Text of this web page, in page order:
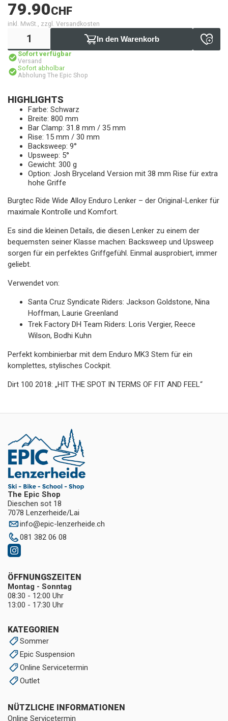
79.90CHF
inkl. MwSt., zzgl. Versandkosten
In den Warenkorb
Sofort verfügbar
Versand
Sofort abholbar
Abholung The Epic Shop
HIGHLIGHTS
Farbe: Schwarz
Breite: 800 mm
Bar Clamp: 31.8 mm / 35 mm
Rise: 15 mm / 30 mm
Backsweep: 9°
Upsweep: 5°
Gewicht: 300 g
Option: Josh Bryceland Version mit 38 mm Rise für extra
hohe Griffe
Burgtec Ride Wide Alloy Enduro Lenker – der Original-Lenker für
maximale Kontrolle und Komfort.
Es sind die kleinen Details, die diesen Lenker zu einem der
bequemsten seiner Klasse machen: Backsweep und Upsweep
sorgen für ein perfektes Griffgefühl. Einmal ausprobiert, immer
geliebt.
Verwendet von:
Santa Cruz Syndicate Riders: Jackson Goldstone, Nina
Hoffman, Laurie Greenland
Trek Factory DH Team Riders: Loris Vergier, Reece
Wilson, Bodhi Kuhn
Perfekt kombinierbar mit dem Enduro MK3 Stem für ein
komplettes, stylisches Cockpit.
Dirt 100 2018: „HIT THE SPOT IN TERMS OF FIT AND FEEL“
The Epic Shop
Dieschen sot 18
7078 Lenzerheide/Lai
info@epic-lenzerheide.ch
081 382 06 08
KATEGORIEN
Sommer
Epic Suspension
Online Servicetermin
Outlet
NÜTZLICHE INFORMATIONEN
Online Servicetermin
ÖFFNUNGSZEITEN
Montag - Sonntag
08:30 - 12:00 Uhr
13:00 - 17:30 Uhr